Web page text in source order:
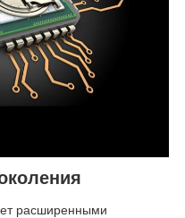
расширенными